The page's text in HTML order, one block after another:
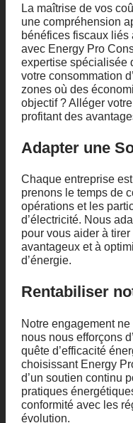
La maîtrise de vos
une compréhension
bénéfices fiscaux liés
avec Energy Pro
expertise spécialisée
votre consommation
zones où des
objectif ? Alléger
profitant des
Adapter une
Chaque entreprise
prenons le temps de
opérations et les
d’électricité. Nous
pour vous aider à
avantageux et à
d’énergie.
Rentabiliser
Notre engagement
nous nous efforçons
quête d’efficacité
choisissant Energy
d’un soutien continu
pratiques
conformité avec les
évolution.